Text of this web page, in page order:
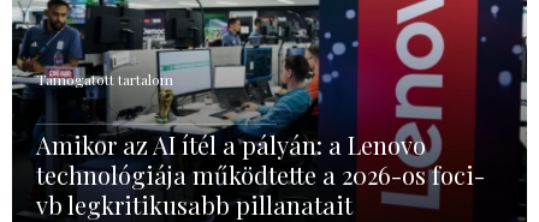
Támogatott tartalom
Amikor az AI ítél a pályán: a Lenovo
technológiája működtette a 2026-os foci-
vb legkritikusabb pillanatait